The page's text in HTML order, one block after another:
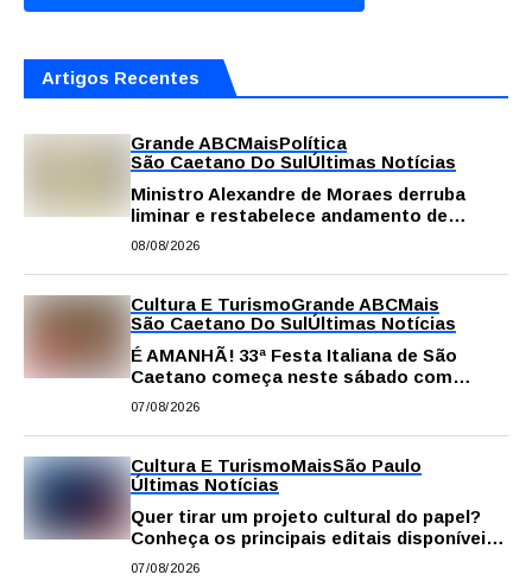
Artigos Recentes
Grande ABCMaisPolítica
São Caetano Do SulÚltimas Notícias
Ministro Alexandre de Moraes derruba
liminar e restabelece andamento de
comissão processante contra vereador
08/08/2026
Cultura E TurismoGrande ABCMais
São Caetano Do SulÚltimas Notícias
É AMANHÃ! 33ª Festa Italiana de São
Caetano começa neste sábado com
gastronomia, música e solidariedade
07/08/2026
Cultura E TurismoMaisSão Paulo
Últimas Notícias
Quer tirar um projeto cultural do papel?
Conheça os principais editais disponíveis
em São Paulo
07/08/2026